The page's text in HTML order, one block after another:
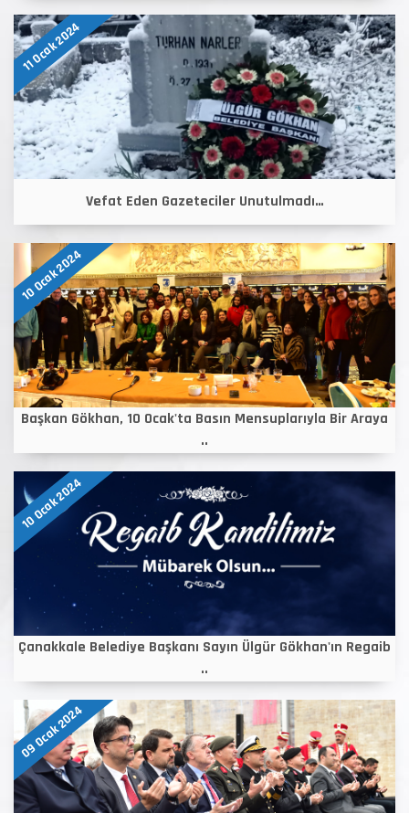
11 Ocak 2024
Vefat Eden Gazeteciler Unutulmadı…
10 Ocak 2024
Başkan Gökhan, 10 Ocak'ta Basın Mensuplarıyla Bir Araya
..
10 Ocak 2024
Çanakkale Belediye Başkanı Sayın Ülgür Gökhan'ın Regaib
..
09 Ocak 2024